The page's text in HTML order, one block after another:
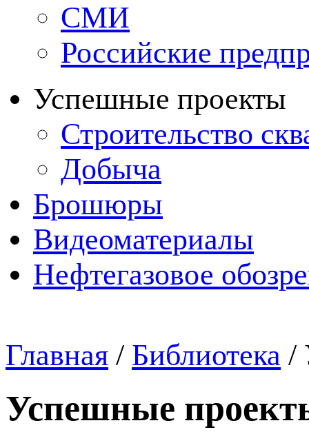
СМИ
Российские
Успешные проекты
Строительство
Добыча
Брошюры
Видеоматериалы
Нефтегазовое
Главная / Библиотека /
Успешные